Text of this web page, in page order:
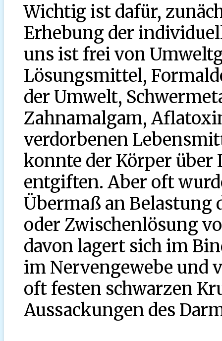
Wichtig ist dafür,
Erhebung der
uns ist frei von
Lösungsmittel,
der Umwelt,
Zahnamalgam,
verdorbenen
konnte der Körper über
entgiften. Aber oft
Übermaß an Belastung
oder Zwischenlösung
davon lagert sich im
im Nervengewebe und
oft festen schwarzen
Aussackungen des